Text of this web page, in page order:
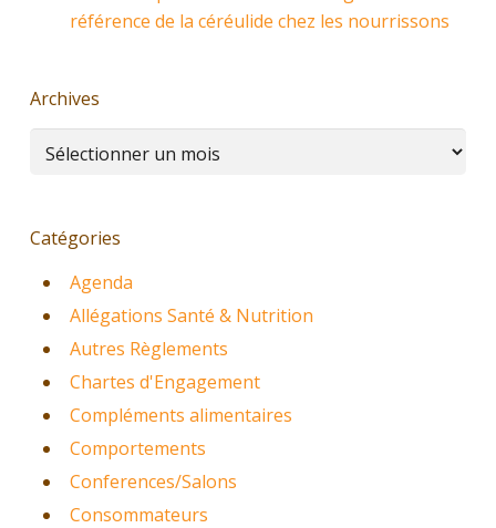
référence de la céréulide chez les nourrissons
Archives
Archives
Catégories
Agenda
Allégations Santé & Nutrition
Autres Règlements
Chartes d'Engagement
Compléments alimentaires
Comportements
Conferences/Salons
Consommateurs